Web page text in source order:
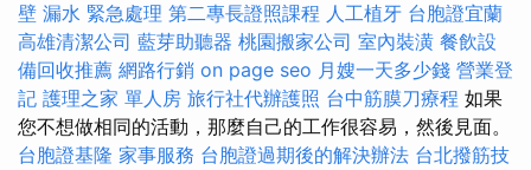
壁 漏水 緊急處理 第二專長證照課程 人工植牙 台胞證宜蘭
高雄清潔公司 藍芽助聽器 桃園搬家公司 室內裝潢 餐飲設
備回收推薦 網路行銷 on page seo 月嫂一天多少錢 營業登
記 護理之家 單人房 旅行社代辦護照 台中筋膜刀療程 如果
您不想做相同的活動，那麼自己的工作很容易，然後見面。
台胞證基隆 家事服務 台胞證過期後的解決辦法 台北撥筋技